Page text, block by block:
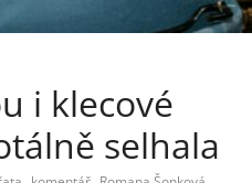
i klecové
selhala